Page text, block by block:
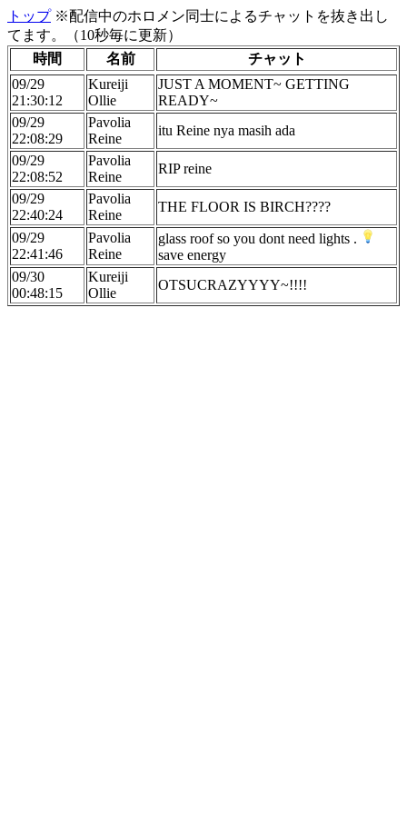
トップ※配信中のホロメン同士によるチャットを抜き出し
てます。（10秒毎に更新）
時間
名前
チャット
09/29
21:30:12
Kureiji
Ollie
JUST A MOMENT~ GETTING
READY~
09/29
22:08:29
Pavolia
Reine
itu Reine nya masih ada
09/29
22:08:52
Pavolia
Reine
RIP reine
09/29
22:40:24
Pavolia
Reine
THE FLOOR IS BIRCH????
09/29
22:41:46
Pavolia
Reine
glass roof so you dont need lights .
save energy
09/30
00:48:15
Kureiji
Ollie
OTSUCRAZYYYY~!!!!